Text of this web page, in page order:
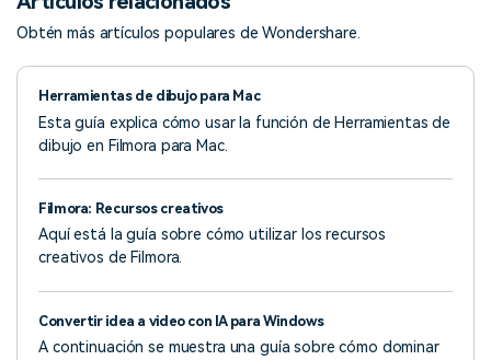
Obtén más artículos populares de Wondershare.
Herramientas de dibujo para Mac
Esta guía explica cómo usar la función de Herramientas de
dibujo en Filmora para Mac.
Filmora: Recursos creativos
Aquí está la guía sobre cómo utilizar los recursos
creativos de Filmora.
Convertir idea a video con IA para Windows
A continuación se muestra una guía sobre cómo dominar